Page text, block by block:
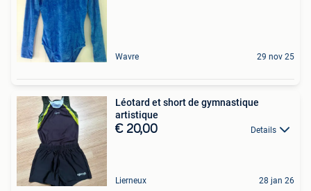
Wavre 29 nov 25
Léotard et short de gymnastique
artistique
€ 20,00 Details
Lierneux 28 jan 26